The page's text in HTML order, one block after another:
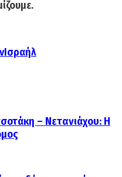
Ισραήλ
– Νετανιάχου: Η